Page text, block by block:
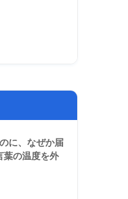
に、なぜか届
の温度を外